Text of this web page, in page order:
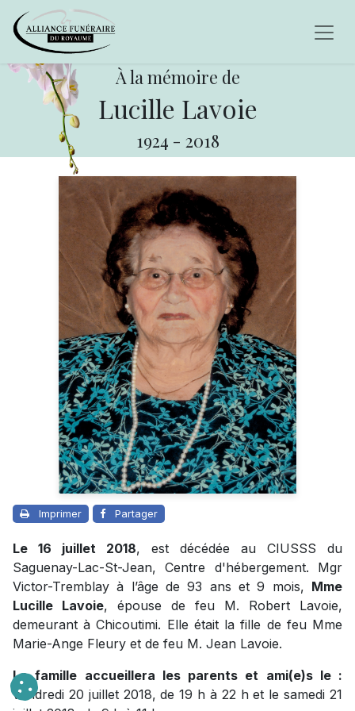
À la mémoire de
Lucille Lavoie
1924 - 2018
Imprimer Partager
Le 16 juillet 2018, est décédée au CIUSSS du
Saguenay-Lac-St-Jean, Centre d'hébergement. Mgr
Victor-Tremblay à l’âge de 93 ans et 9 mois, Mme
Lucille Lavoie, épouse de feu M. Robert Lavoie,
demeurant à Chicoutimi. Elle était la fille de feu Mme
Marie-Ange Fleury et de feu M. Jean Lavoie.
La famille accueillera les parents et ami(e)s le :
vendredi 20 juillet 2018, de 19 h à 22 h et le samedi 21